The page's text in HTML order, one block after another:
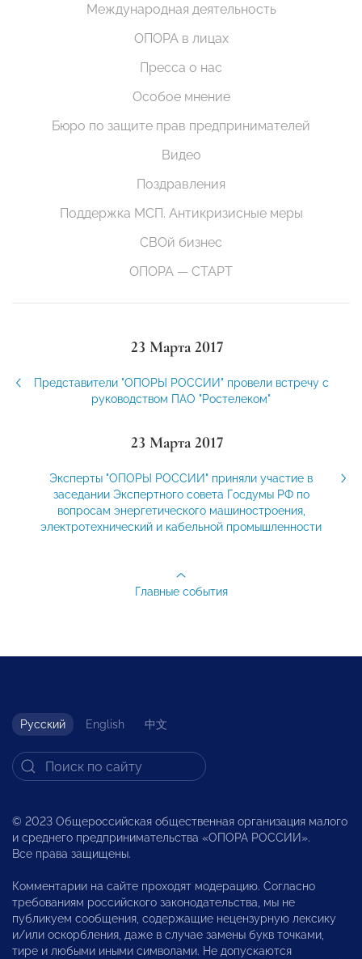
Международная деятельность
ОПОРА в лицах
Пресса о нас
Особое мнение
Бюро по защите прав предпринимателей
Видео
Поздравления
Поддержка МСП. Антикризисные меры
СВОй бизнес
ОПОРА — СТАРТ
23 Марта 2017
Представители "ОПОРЫ РОССИИ" провели встречу с
руководством ПАО "Ростелеком"
23 Марта 2017
Эксперты "ОПОРЫ РОССИИ" приняли участие в
заседании Экспертного совета Госдумы РФ по
вопросам энергетического машиностроения,
электротехнический и кабельной промышленности
Главные события
Русский English 中文
© 2023 Общероссийская общественная организация малого
и среднего предпринимательства «ОПОРА РОССИИ».
Все права защищены.
Комментарии на сайте проходят модерацию. Согласно
требованиям российского законодательства, мы не
публикуем сообщения, содержащие нецензурную лексику
и/или оскорбления, даже в случае замены букв точками,
тире и любыми иными символами. Не допускаются